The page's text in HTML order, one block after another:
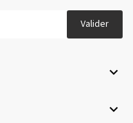
Valider

